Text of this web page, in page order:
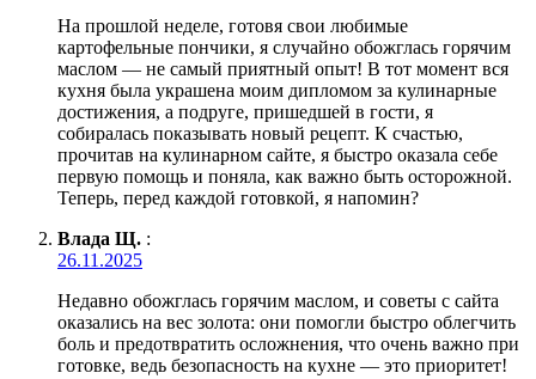
На прошлой неделе, готовя свои любимые
картофельные пончики, я случайно обожглась горячим
маслом — не самый приятный опыт! В тот момент вся
кухня была украшена моим дипломом за кулинарные
достижения, а подруге, пришедшей в гости, я
собиралась показывать новый рецепт. К счастью,
прочитав на кулинарном сайте, я быстро оказала себе
первую помощь и поняла, как важно быть осторожной.
Теперь, перед каждой готовкой, я напомин?
Влада Щ. :
26.11.2025
Недавно обожглась горячим маслом, и советы с сайта
оказались на вес золота: они помогли быстро облегчить
боль и предотвратить осложнения, что очень важно при
готовке, ведь безопасность на кухне — это приоритет!